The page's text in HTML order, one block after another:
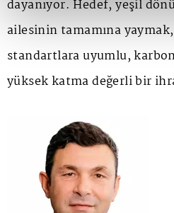
dayanıyor. Hedef, yeşil
ailesinin tamamına
standartlara uyumlu,
yüksek katma değerli bir